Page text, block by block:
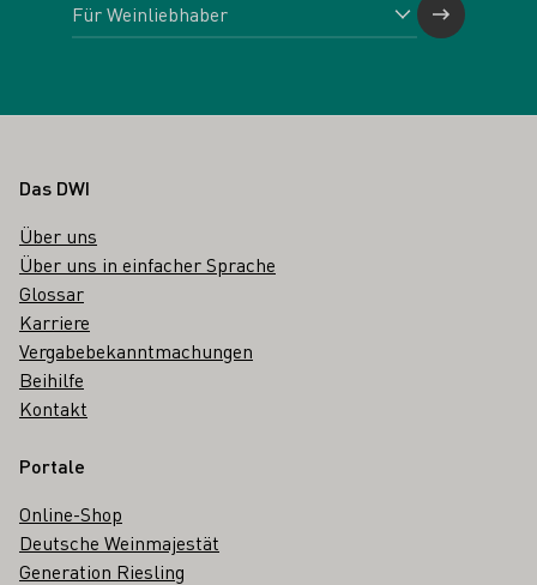
Fußbereich
Das DWI
Über uns
Über uns in einfacher Sprache
Glossar
Karriere
Vergabebekanntmachungen
Beihilfe
Kontakt
Portale
Online-Shop
Deutsche Weinmajestät
Generation Riesling